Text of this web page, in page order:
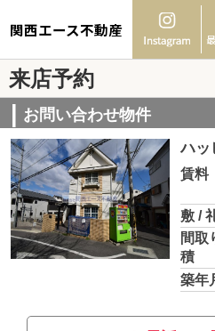
関西エース不動産
来店予約
お問い合わせ物件
ハッ
賃料
敷 /
間取
積
築年